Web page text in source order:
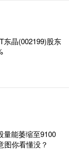
东晶(002199)股东
量能萎缩至9100
图你看懂没？